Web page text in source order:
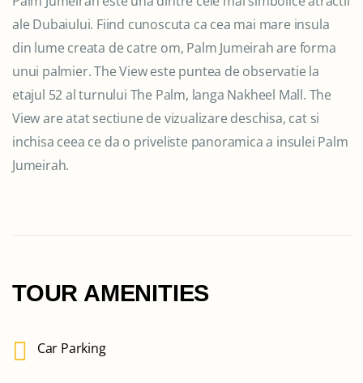
ale Dubaiului. Fiind cunoscuta ca cea mai mare insula
din lume creata de catre om, Palm Jumeirah are forma
unui palmier. The View este puntea de observatie la
etajul 52 al turnului The Palm, langa Nakheel Mall. The
View are atat sectiune de vizualizare deschisa, cat si
inchisa ceea ce da o priveliste panoramica a insulei Palm
Jumeirah.
TOUR AMENITIES
Car Parking